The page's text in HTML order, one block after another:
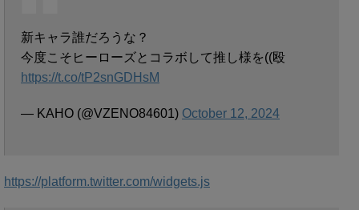
新キャラ誰だろうな？
今度こそヒーローズとコラボして推し様を((殴
https://t.co/tP2snGDHsM
— KAHO (@VZENO84601) October 12, 2024
https://platform.twitter.com/widgets.js